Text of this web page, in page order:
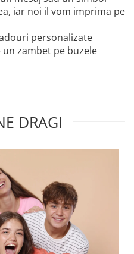
iar noi il vom imprima pe
personalizate
zambet pe buzele
DRAGI